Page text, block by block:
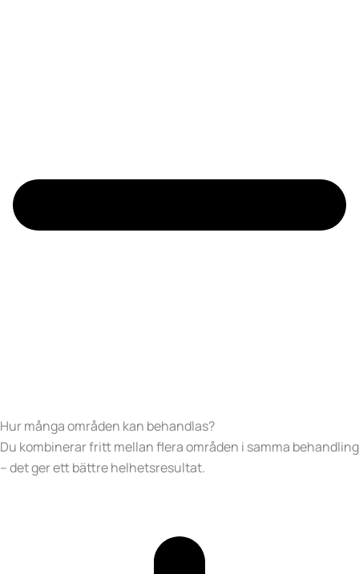
Hur många områden kan behandlas?
Du kombinerar fritt mellan flera områden i samma behandling
– det ger ett bättre helhetsresultat.